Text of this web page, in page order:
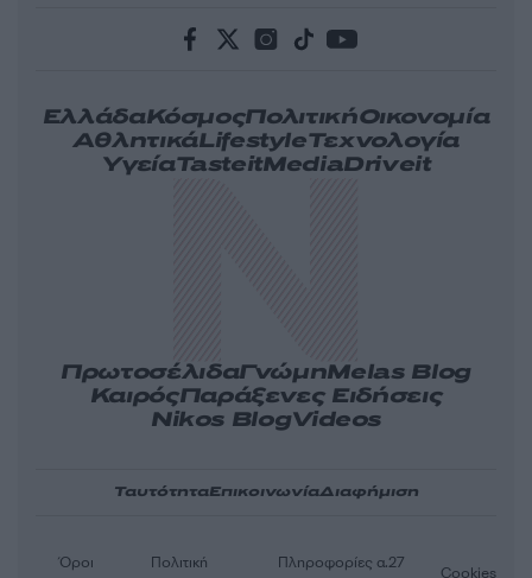
ΕλλάδαΚόσμοςΠολιτικήΟικονομία
ΑθλητικάLifestyleΤεχνολογία
ΥγείαTasteitMediaDriveit
ΠρωτοσέλιδαΓνώμηMelas Blog
ΚαιρόςΠαράξενες Ειδήσεις
Nikos BlogVideos
ΤαυτότηταΕπικοινωνίαΔιαφήμιση
Όροι
Πολιτική
Πληροφορίες α.27
Cookies